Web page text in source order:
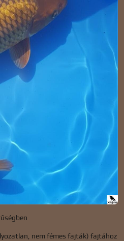
nem fémes fajták) fajtához